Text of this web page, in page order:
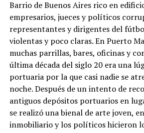
Barrio de Buenos Aires rico en
empresarios, jueces y políticos
representantes y dirigentes del
violentas y poco claras. En Puerto
muchas parrillas, bares, oficinas y
última década del siglo 20 era una
portuaria por la que casi nadie se
noche. Después de un intento de
antiguos depósitos portuarios en
se realizó una bienal de arte joven,
inmobiliario y los políticos hicieron